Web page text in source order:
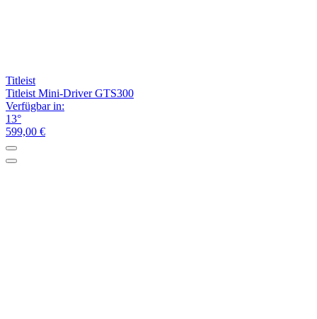
Titleist
Titleist Mini-Driver GTS300
Verfügbar in:
13°
599,00 €